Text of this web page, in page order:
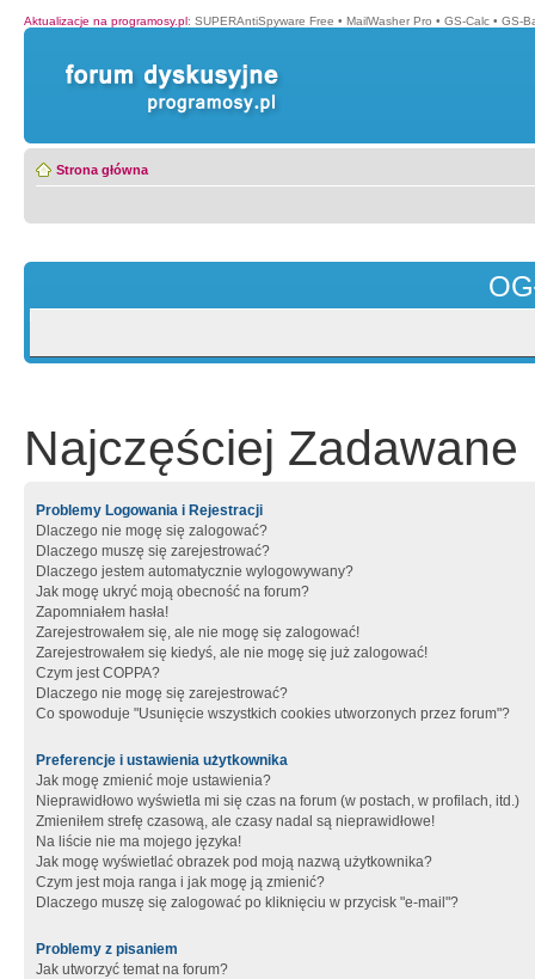
Aktualizacje na programosy.pl: SUPERAntiSpyware Free • MailWasher Pro • GS-Calc • GS-
Strona główna
Najczęściej Zadawane
Problemy Logowania i Rejestracji
Dlaczego nie mogę się zalogować?
Dlaczego muszę się zarejestrować?
Dlaczego jestem automatycznie wylogowywany?
Jak mogę ukryć moją obecność na forum?
Zapomniałem hasła!
Zarejestrowałem się, ale nie mogę się zalogować!
Zarejestrowałem się kiedyś, ale nie mogę się już zalogować!
Czym jest COPPA?
Dlaczego nie mogę się zarejestrować?
Co spowoduje "Usunięcie wszystkich cookies utworzonych przez forum"?
Preferencje i ustawienia użytkownika
Jak mogę zmienić moje ustawienia?
Nieprawidłowo wyświetla mi się czas na forum (w postach, w profilach, itd.)
Zmieniłem strefę czasową, ale czasy nadal są nieprawidłowe!
Na liście nie ma mojego języka!
Jak mogę wyświetlać obrazek pod moją nazwą użytkownika?
Czym jest moja ranga i jak mogę ją zmienić?
Dlaczego muszę się zalogować po kliknięciu w przycisk "e-mail"?
Problemy z pisaniem
Jak utworzyć temat na forum?